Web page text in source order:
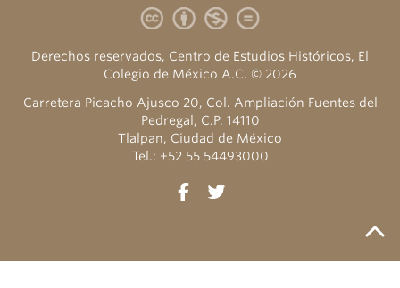
Derechos reservados, Centro de Estudios Históricos, El
Colegio de México A.C. © 2026
Carretera Picacho Ajusco 20, Col. Ampliación Fuentes del
Pedregal, C.P. 14110
Tlalpan, Ciudad de México
Tel.: +52 55 54493000